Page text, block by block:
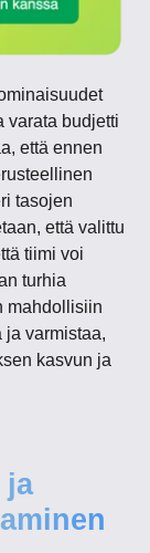
varata budjetti
että ennen
tasojen
että valittu
tiimi voi
turhia
mahdollisiin
ja varmistaa,
kasvun ja
ja